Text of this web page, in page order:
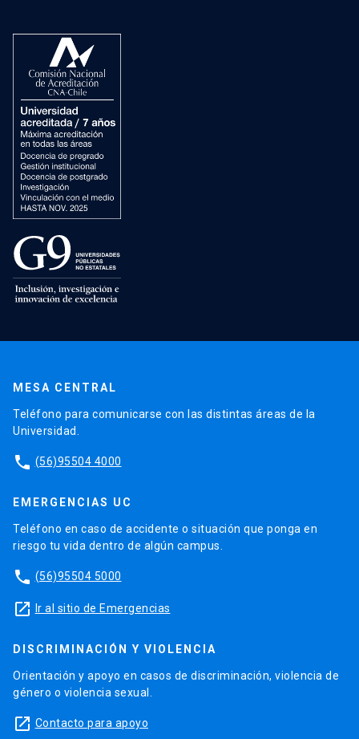
MESA CENTRAL
Teléfono para comunicarse con las distintas áreas de la
Universidad.
phone (56)95504 4000
EMERGENCIAS UC
Teléfono en caso de accidente o situación que ponga en
riesgo tu vida dentro de algún campus.
phone (56)95504 5000
launch Ir al sitio de Emergencias
DISCRIMINACIÓN Y VIOLENCIA
Orientación y apoyo en casos de discriminación, violencia de
género o violencia sexual.
launch Contacto para apoyo